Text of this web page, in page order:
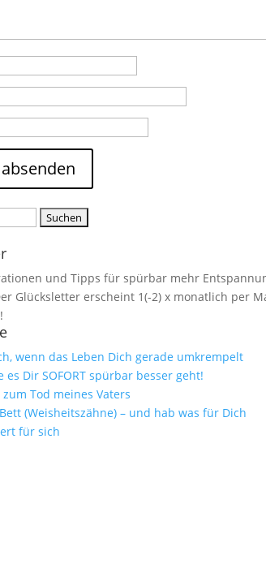
und Tipps für spürbar mehr
Glücksletter erscheint 1(-2) x monatlich per
wenn das Leben Dich gerade umkrempelt
es Dir SOFORT spürbar besser geht!
Tod meines Vaters
(Weisheitszähne) – und hab was für Dich
für sich